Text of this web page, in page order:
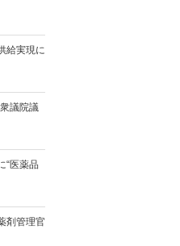
給実現に
議院議
“医薬品
剤管理官